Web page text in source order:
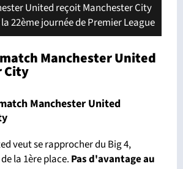
United reçoit Manchester City
22ème journée de Premier League
Manchester United
City
Manchester United
veut se rapprocher du Big 4,
la 1ère place. Pas d'avantageau